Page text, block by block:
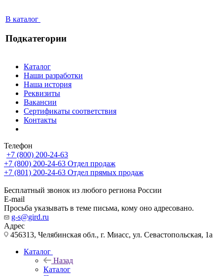
В каталог
Подкатегории
Каталог
Наши разработки
Наша история
Реквизиты
Вакансии
Сертификаты соответствия
Контакты
Телефон
+7 (800) 200-24-63
+7 (800) 200-24-63 Отдел продаж
+7 (801) 200-24-63 Отдел прямых продаж
Бесплатный звонок из любого региона России
E-mail
Просьба указывать в теме письма, кому оно адресовано.
g-s@gird.ru
Адрес
456313, Челябинская обл., г. Миасс, ул. Севастопольская, 1а
Каталог
Назад
Каталог